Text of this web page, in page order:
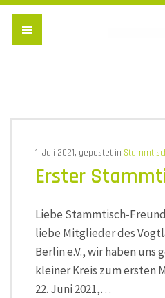
1. Juli 2021, gepostet in
Erster
Liebe Stammtisch-
liebe Mitglieder des
Berlin e.V., wir haben uns
kleiner Kreis zum ersten
22. Juni 2021,…